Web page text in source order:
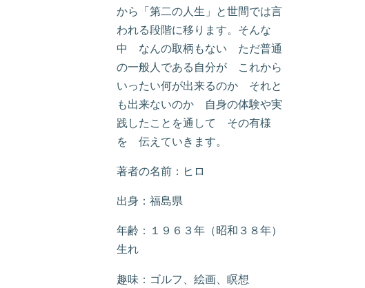
から「第二の人生」と世間では言
われる段階に移ります。そんな
中 なんの取柄もない ただ普通
の一般人である自分が これから
いったい何が出来るのか それと
も出来ないのか 自身の体験や実
践したことを通して その有様
を 伝えていきます。
著者の名前：ヒロ
出身：福島県
年齢：１９６３年（昭和３８年）
生れ
趣味：ゴルフ、絵画、瞑想